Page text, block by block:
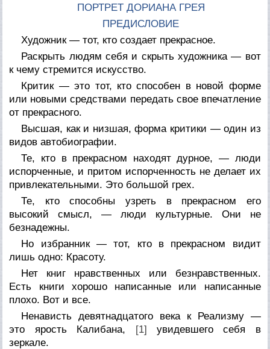
ПОРТРЕТ ДОРИАНА ГРЕЯ
ПРЕДИСЛОВИЕ
Художник — тот, кто создает прекрасное.
Раскрыть людям себя и скрыть художника — вот
к чему стремится искусство.
Критик — это тот, кто способен в новой форме
или новыми средствами передать свое впечатление
от прекрасного.
Высшая, как и низшая, форма критики — один из
видов автобиографии.
Те, кто в прекрасном находят дурное, — люди
испорченные, и притом испорченность не делает их
привлекательными. Это большой грех.
Те, кто способны узреть в прекрасном его
высокий смысл, — люди культурные. Они не
безнадежны.
Но избранник — тот, кто в прекрасном видит
лишь одно: Красоту.
Нет книг нравственных или безнравственных.
Есть книги хорошо написанные или написанные
плохо. Вот и все.
Ненависть девятнадцатого века к Реализму —
это ярость Калибана, [1] увидевшего себя в
зеркале.